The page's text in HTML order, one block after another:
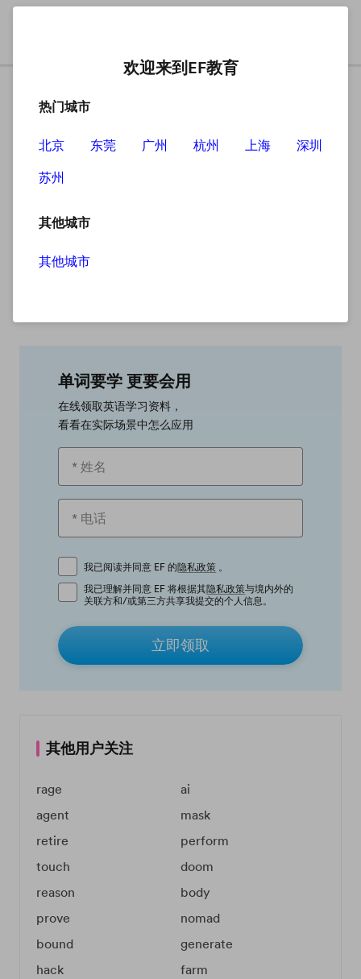
单词要学 更要会用
在线领取英语学习资料，
看看在实际场景中怎么应用
我已阅读并同意 EF 的隐私政策 。
我已理解并同意 EF 将根据其隐私政策与境内外的
关联方和/或第三方共享我提交的个人信息。
立即领取
其他用户关注
rage
ai
agent
mask
retire
perform
touch
doom
reason
body
prove
nomad
bound
generate
hack
farm
欢迎来到EF教育
热门城市
北京 东莞 广州 杭州 上海
深圳
苏州
其他城市
其他城市